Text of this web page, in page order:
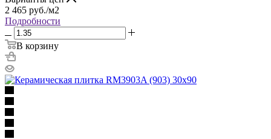
2 465 руб./м2
Подробности
В корзину